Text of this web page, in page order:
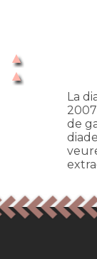
La
de